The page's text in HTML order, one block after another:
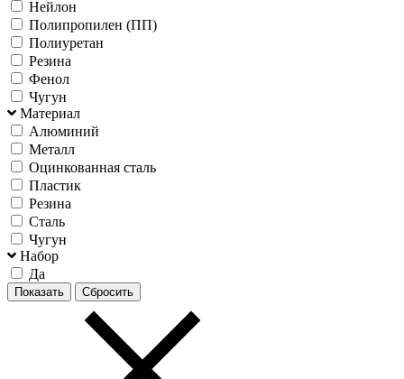
Нейлон
Полипропилен (ПП)
Полиуретан
Резина
Фенол
Чугун
Материал
Алюминий
Металл
Оцинкованная сталь
Пластик
Резина
Сталь
Чугун
Набор
Да